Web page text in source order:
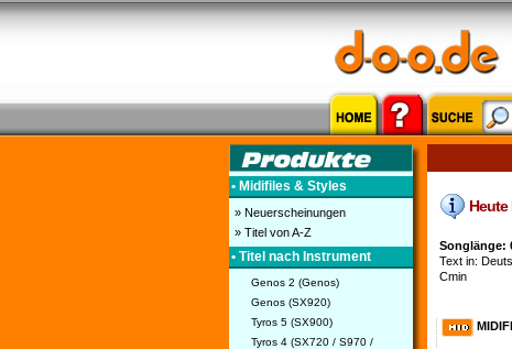
• Midifiles & Styles
» Neuerscheinungen
» Titel von A-Z
• Titel nach Instrument
Genos 2 (Genos)
Genos (SX920)
Tyros 5 (SX900)
Tyros 4 (SX720 / S970 /
Heute
Songlänge:
Text in:
Cmin